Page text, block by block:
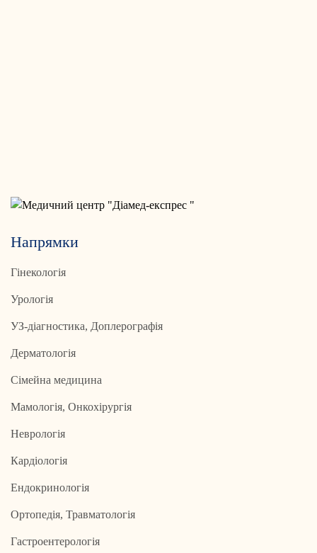
Напрямки
Гінекологія
Урологія
УЗ-діагностика, Доплерографія
Дерматологія
Сімейна медицина
Мамологія, Онкохірургія
Неврологія
Кардіологія
Ендокринологія
Ортопедія, Травматологія
Гастроентерологія